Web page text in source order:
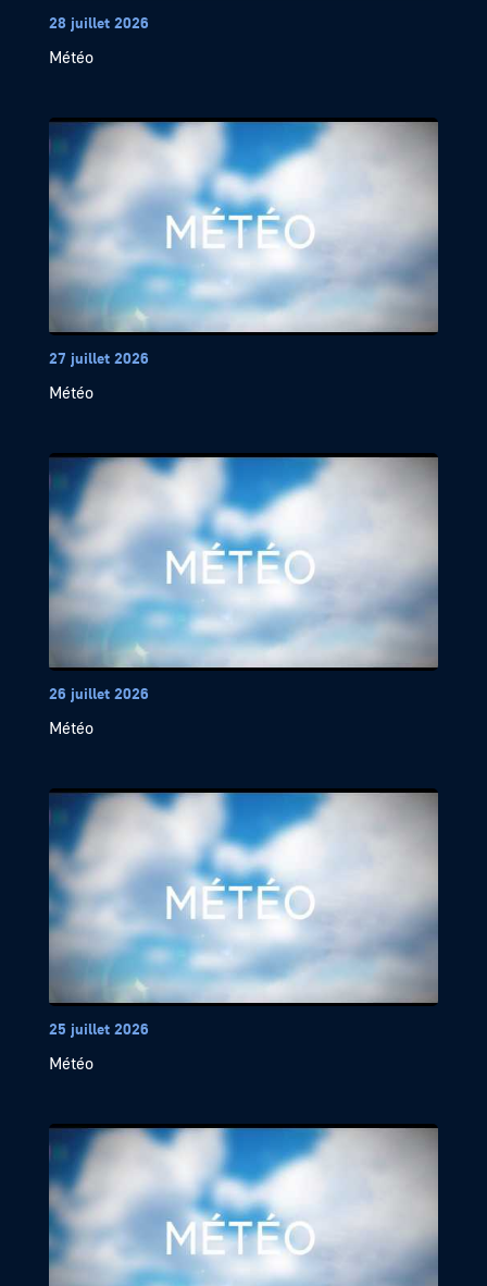
28 juillet 2026
Météo
27 juillet 2026
Météo
26 juillet 2026
Météo
25 juillet 2026
Météo